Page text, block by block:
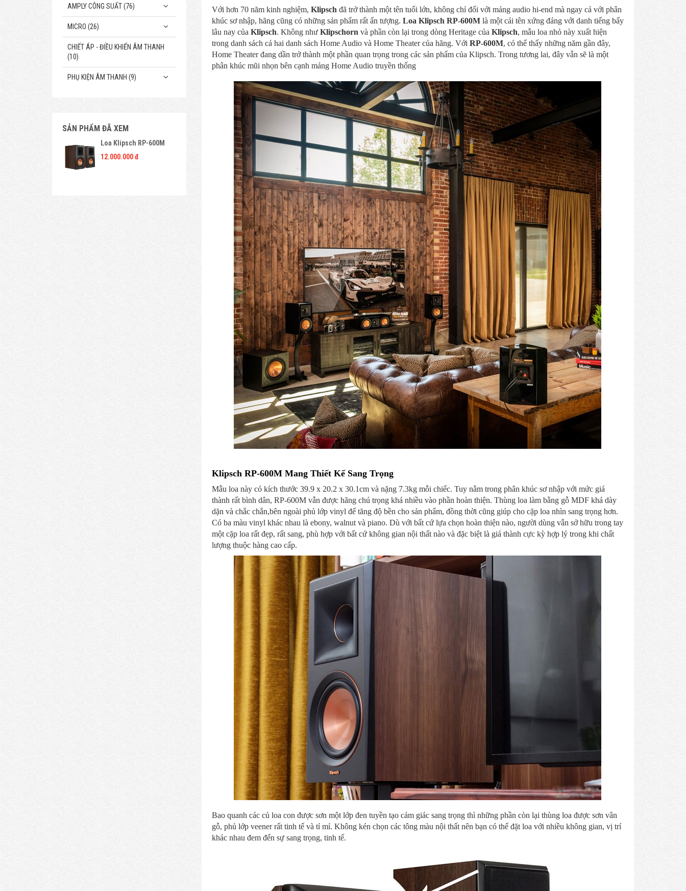
Với hơn 70 năm kinh nghiệm, Klipsch đã trở thành một tên tuổi lớn, không chỉ đối với mảng audio hi-end mà ngay cả với phân
khúc sơ nhập, hãng cũng có những sản phẩm rất ấn tượng. Loa Klipsch RP-600Mlà một cái tên xứng đáng với danh tiếng bấy
lâu nay của Klipsch. Không như Klipschorn và phần còn lại trong dòng Heritage của Klipsch, mẫu loa nhỏ này xuất hiện
trong danh sách cả hai danh sách Home Audio và Home Theater của hãng. Với RP-600M, có thể thấy những năm gần đây,
Home Theater đang dần trở thành một phần quan trọng trong các sản phẩm của Klipsch. Trong tương lai, đây vẫn sẽ là một
phân khúc mũi nhọn bên cạnh mảng Home Audio truyền thống
Klipsch RP-600M Mang Thiết Kế Sang Trọng
Mẫu loa này có kích thước 39.9 x 20.2 x 30.1cm và nặng 7.3kg mỗi chiếc. Tuy nằm trong phân khúc sơ nhập với mức giá
thành rất bình dân, RP-600M vẫn được hãng chú trọng khá nhiều vào phần hoàn thiện. Thùng loa làm bằng gỗ MDF khá dày
dặn và chắc chắn,bên ngoài phủ lớp vinyl để tăng độ bền cho sản phẩm, đồng thời cũng giúp cho cặp loa nhìn sang trọng hơn.
Có ba màu vinyl khác nhau là ebony, walnut và piano. Dù với bất cứ lựa chọn hoàn thiện nào, người dùng vẫn sở hữu trong tay
một cặp loa rất đẹp, rất sang, phù hợp với bất cứ không gian nội thất nào và đặc biệt là giá thành cực kỳ hợp lý trong khi chất
lượng thuộc hàng cao cấp.
Bao quanh các củ loa con được sơn một lớp đen tuyền tạo cảm giác sang trọng thì những phần còn lại thùng loa được sơn vân
gỗ, phủ lớp veener rất tinh tế và tỉ mỉ. Không kén chọn các tông màu nội thất nên bạn có thể đặt loa với nhiều không gian, vị trí
khác nhau đem đến sự sang trọng, tinh tế.
AMPLY CÔNG SUẤT (76)
MICRO (26)
CHIẾT ÁP - ĐIỀU KHIỂN ÂM THANH
(10)
PHỤ KIỆN ÂM THANH (9)
SẢN PHẨM ĐÃ XEM
Loa Klipsch RP-600M
12.000.000 đ